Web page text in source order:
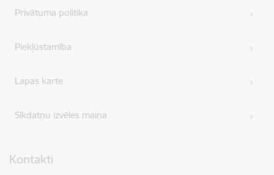
Privātuma politika
Piekļūstamība
Lapas karte
Sīkdatņu izvēles maiņa
Kontakti